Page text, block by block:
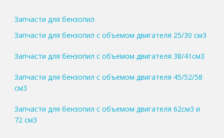
Запчасти для бензопил
Запчасти для бензопил с объемом двигателя 25/30 см3
Запчасти для бензопил с объемом двигателя 38/41см3
Запчасти для бензопил с объемом двигателя 45/52/58
см3
Запчасти для бензопил с объемом двигателя 62см3 и
72 см3